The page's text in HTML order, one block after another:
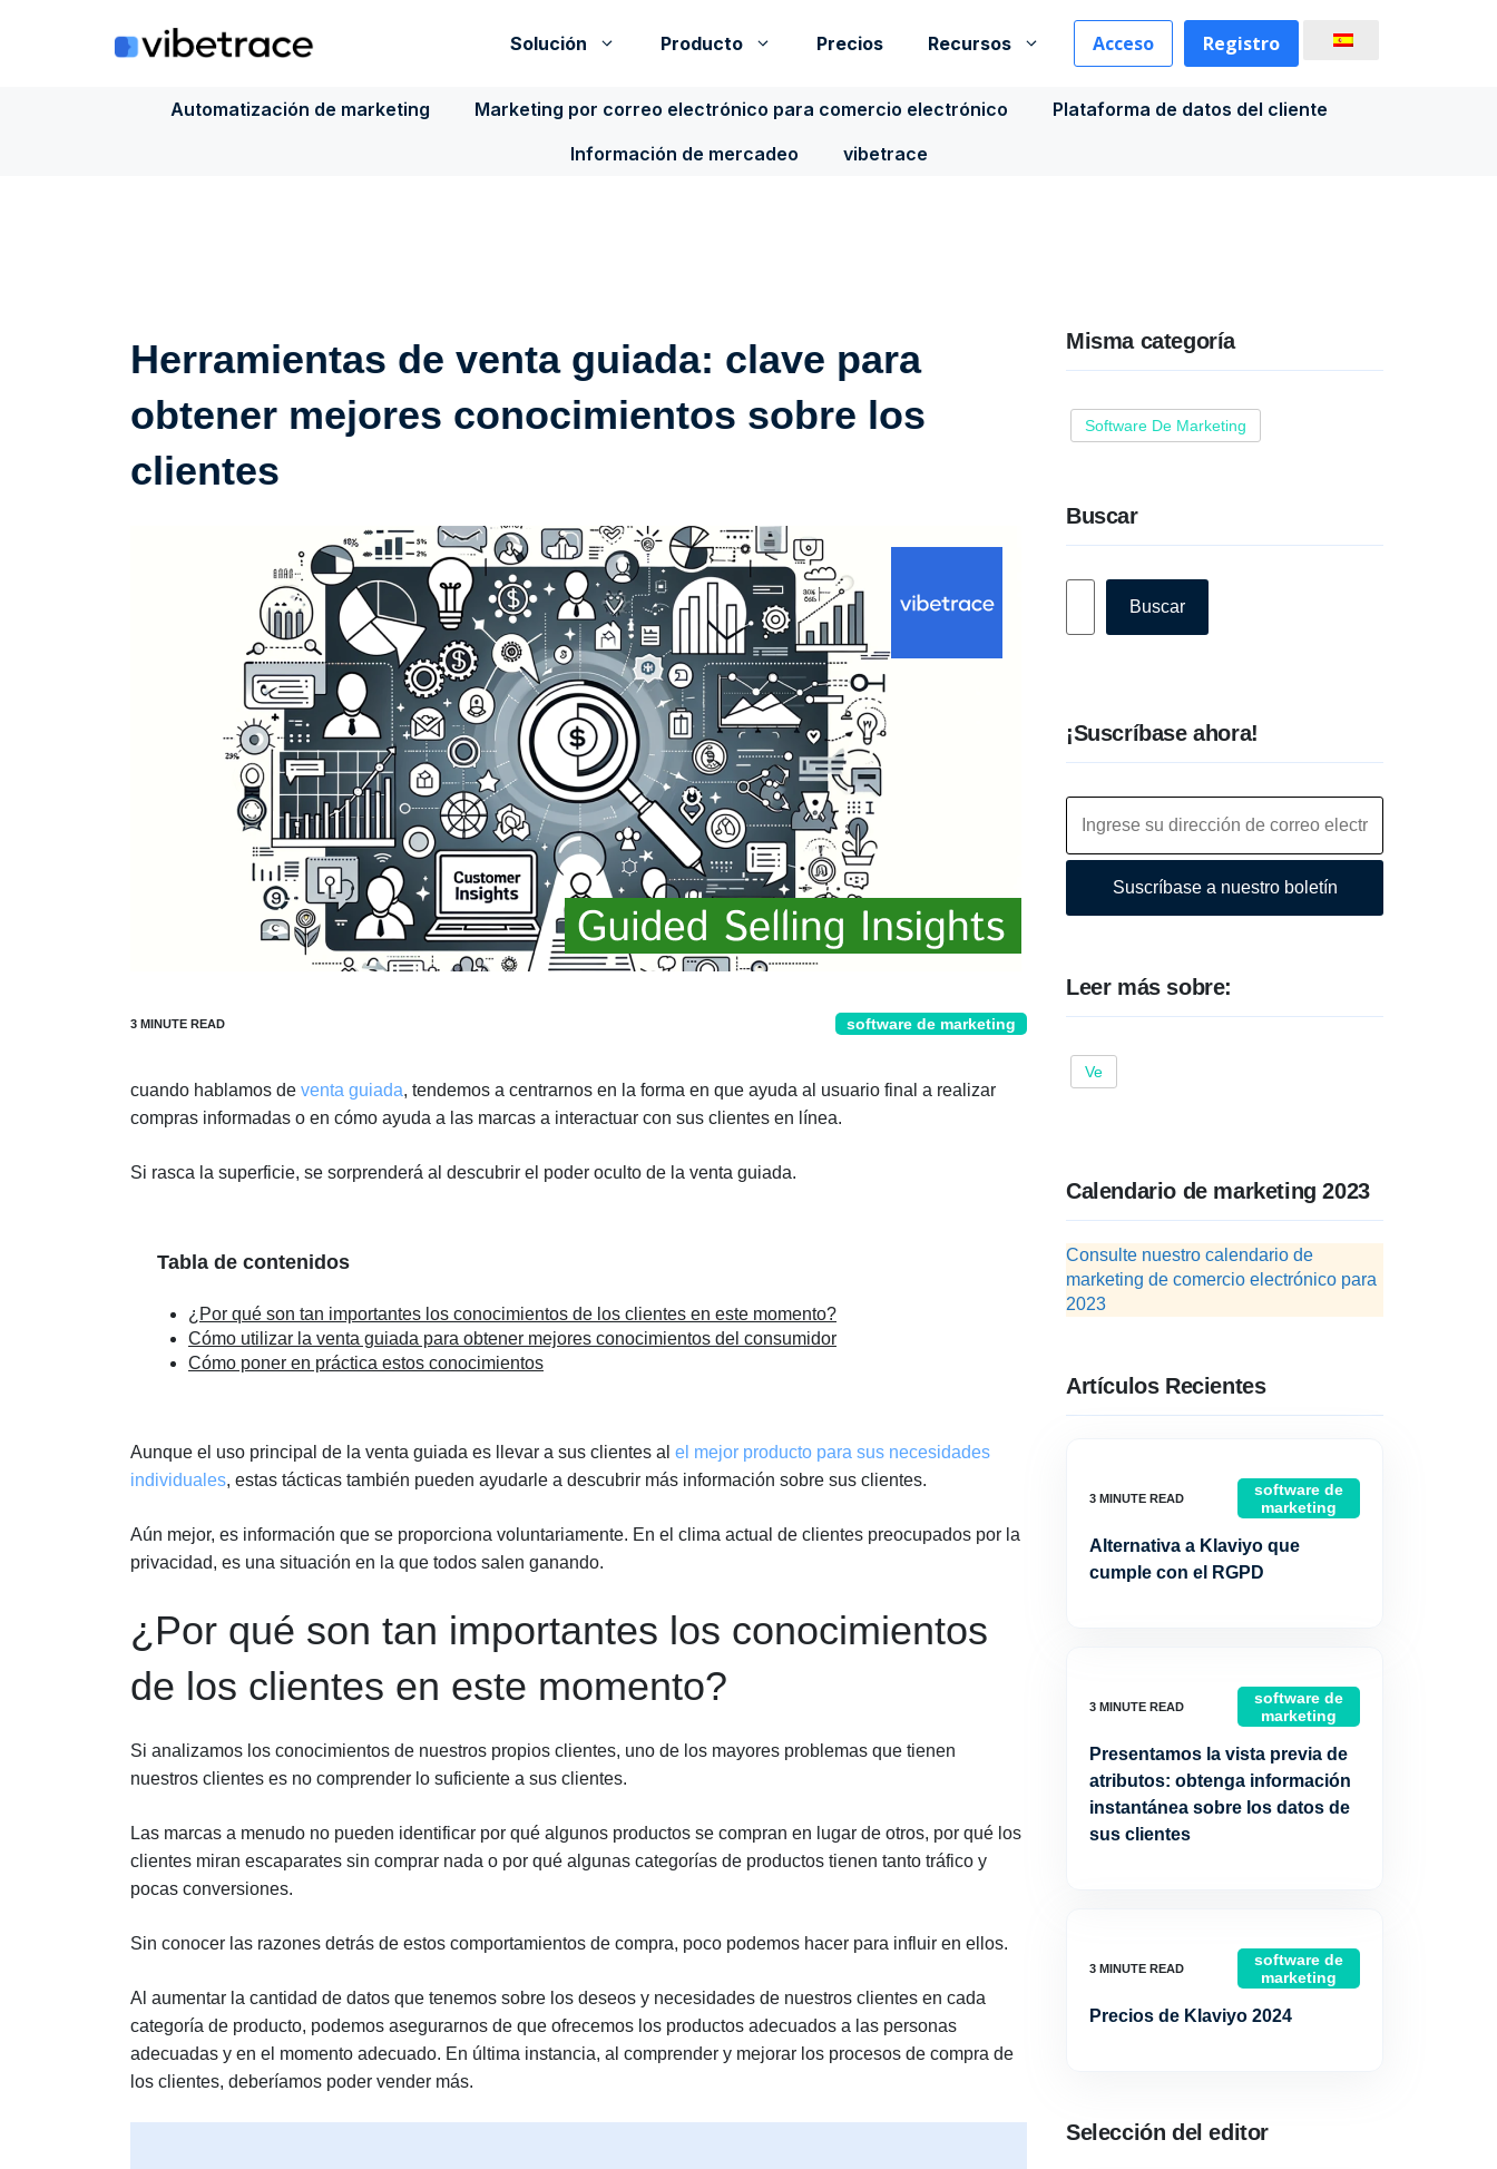
Solución Producto Precios Recursos Acceso Registro
Automatización de marketing Marketing por correo electrónico para comercio electrónico
Plataforma de datos del cliente
Información de mercadeo
vibetrace
Herramientas de venta guiada: clave para
obtener mejores conocimientos sobre los
clientes
software de marketing
cuando hablamos de venta guiada, tendemos a centrarnos en la forma en que ayuda al usuario final a realizar
compras informadas o en cómo ayuda a las marcas a interactuar con sus clientes en línea.
Si rasca la superficie, se sorprenderá al descubrir el poder oculto de la venta guiada.
Tabla de contenidos
¿Por qué son tan importantes los conocimientos de los clientes en este momento?
Cómo utilizar la venta guiada para obtener mejores conocimientos del consumidor
Cómo poner en práctica estos conocimientos
Aunque el uso principal de la venta guiada es llevar a sus clientes al el mejor producto para sus necesidades
individuales, estas tácticas también pueden ayudarle a descubrir más información sobre sus clientes.
Aún mejor, es información que se proporciona voluntariamente. En el clima actual de clientes preocupados por la
privacidad, es una situación en la que todos salen ganando.
¿Por qué son tan importantes los conocimientos
de los clientes en este momento?
Si analizamos los conocimientos de nuestros propios clientes, uno de los mayores problemas que tienen
nuestros clientes es no comprender lo suficiente a sus clientes.
Las marcas a menudo no pueden identificar por qué algunos productos se compran en lugar de otros, por qué los
clientes miran escaparates sin comprar nada o por qué algunas categorías de productos tienen tanto tráfico y
pocas conversiones.
Sin conocer las razones detrás de estos comportamientos de compra, poco podemos hacer para influir en ellos.
Al aumentar la cantidad de datos que tenemos sobre los deseos y necesidades de nuestros clientes en cada
categoría de producto, podemos asegurarnos de que ofrecemos los productos adecuados a las personas
adecuadas y en el momento adecuado. En última instancia, al comprender y mejorar los procesos de compra de
los clientes, deberíamos poder vender más.
Misma categoría
Software De Marketing
Buscar
Buscar
¡Suscríbase ahora!
Suscríbase a nuestro boletín
Leer más sobre:
Ve
Calendario de marketing 2023
Consulte nuestro calendario de
marketing de comercio electrónico para
2023
Artículos Recientes
software de
marketing
Alternativa a Klaviyo que
cumple con el RGPD
software de
marketing
Presentamos la vista previa de
atributos: obtenga información
instantánea sobre los datos de
sus clientes
software de
marketing
Precios de Klaviyo 2024
Selección del editor